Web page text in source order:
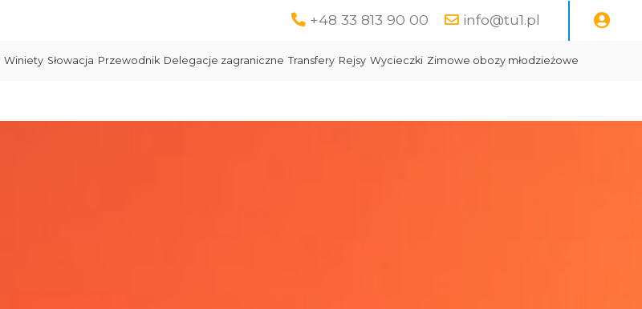
+48 33 813 90 00 info@tu1.pl
Winiety Słowacja Przewodnik Delegacje zagraniczne Transfery Rejsy Wycieczki Zimowe obozy młodzieżowe